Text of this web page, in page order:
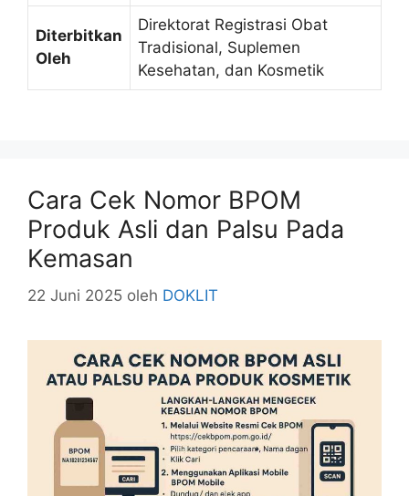
Diterbitkan
Oleh
Direktorat Registrasi Obat
Tradisional, Suplemen
Kesehatan, dan Kosmetik
Cara Cek Nomor BPOM
Produk Asli dan Palsu Pada
Kemasan
22 Juni 2025 oleh DOKLIT